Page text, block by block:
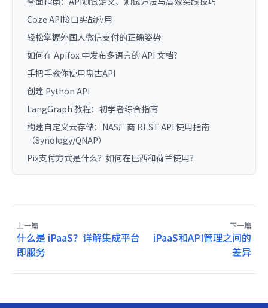
Coze API接口实战应用
轻松掌握外国人微信支付的正确姿势
如何在 Apifox 中发布多语言的 API 文档？
手把手教你使用盘古API
创建 Python API
LangGraph 教程：初学者综合指南
构建自定义云存储：NAS厂商 REST API 使用指南
（Synology/QNAP）
Pix支付方式是什么？如何在巴西和荷兰使用？
上一篇
什么是 iPaaS？详解集成平台
即服务
下一篇
iPaaS和API管理之间的
差异